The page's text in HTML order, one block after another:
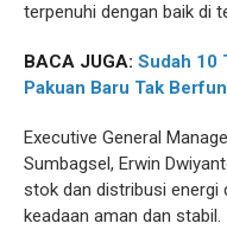
terpenuhi dengan baik di
BACA JUGA: Sudah 10
Pakuan Baru Tak
Executive General
Sumbagsel, Erwin
stok dan distribusi energi
keadaan aman dan stabil.